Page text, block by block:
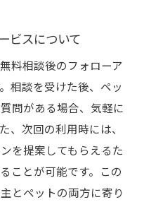
ビスについて
料相談後のフォローア
相談を受けた後、ペッ
問がある場合、気軽に
、次回の利用時には、
を提案してもらえるた
ことが可能です。この
とペットの両方に寄り